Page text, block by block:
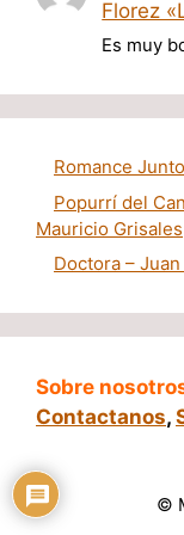
Florez
Es muy
Romance
Popurrí del
Mauricio Grisales
Doctora –
Sobre
Contactanos,
©